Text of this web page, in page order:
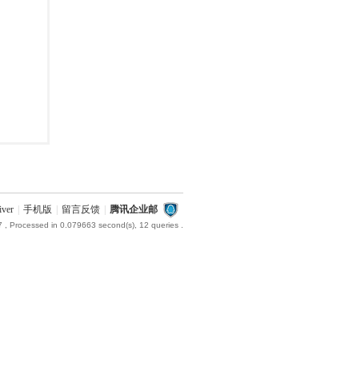
手机版 留言反馈 腾讯企业邮
, Processed in 0.079663 second(s), 12 queries .